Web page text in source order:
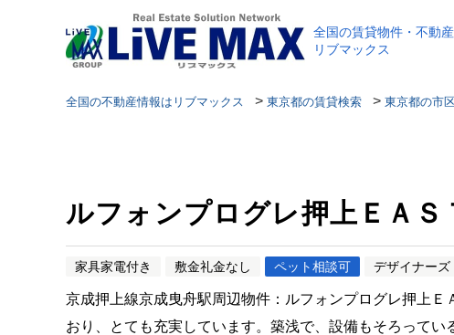
全国の賃貸物件・不動
リブマックス
全国の不動産情報はリブマックス > 東京都の賃貸検索 > 東京都の市
ルフォンプログレ押上ＥＡＳ
家具家電付き 敷金礼金なし ペット相談可 デザイナーズ
京成押上線京成曳舟駅周辺物件：ルフォンプログレ押上
おり、とても充実しています。築浅で、設備もそろって